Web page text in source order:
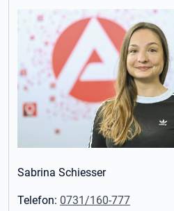
Sabrina Schiesser
Telefon: 0731/160-777